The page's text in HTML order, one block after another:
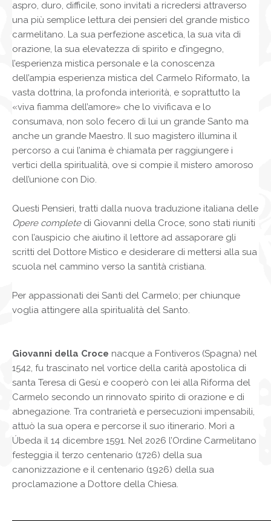
aspro, duro, difficile, sono invitati a ricredersi attraverso
una più semplice lettura dei pensieri del grande mistico
carmelitano. La sua perfezione ascetica, la sua vita di
orazione, la sua elevatezza di spirito e d’ingegno,
l’esperienza mistica personale e la conoscenza
dell’ampia esperienza mistica del Carmelo Riformato, la
vasta dottrina, la profonda interiorità, e soprattutto la
«viva fiamma dell’amore» che lo vivificava e lo
consumava, non solo fecero di lui un grande Santo ma
anche un grande Maestro. Il suo magistero illumina il
percorso a cui l’anima è chiamata per raggiungere i
vertici della spiritualità, ove si compie il mistero amoroso
dell’unione con Dio.
Questi Pensieri, tratti dalla nuova traduzione italiana delle
Opere completedi Giovanni della Croce, sono stati riuniti
con l’auspicio che aiutino il lettore ad assaporare gli
scritti del Dottore Mistico e desiderare di mettersi alla sua
scuola nel cammino verso la santità cristiana.
Per appassionati dei Santi del Carmelo; per chiunque
voglia attingere alla spiritualità del Santo.
Giovanni della Croce nacque a Fontiveros (Spagna) nel
1542, fu trascinato nel vortice della carità apostolica di
santa Teresa di Gesù e cooperò con lei alla Riforma del
Carmelo secondo un rinnovato spirito di orazione e di
abnegazione. Tra contrarietà e persecuzioni impensabili,
attuò la sua opera e percorse il suo itinerario. Morì a
Úbeda il 14 dicembre 1591. Nel 2026 l’Ordine Carmelitano
festeggia il terzo centenario (1726) della sua
canonizzazione e il centenario (1926) della sua
proclamazione a Dottore della Chiesa.